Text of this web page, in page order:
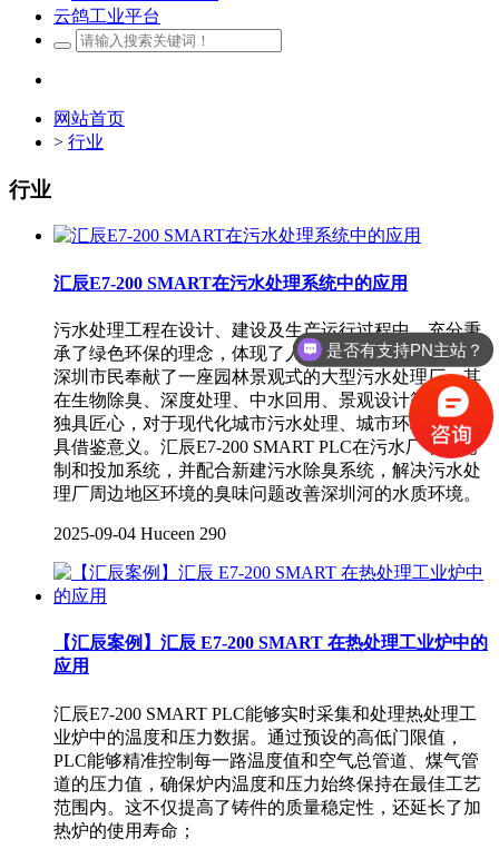
云鸽工业平台
网站首页
> 行业
行业
汇辰E7-200 SMART在污水处理系统中的应用
污水处理工程在设计、建设及生产运行过程中，充分秉
承了绿色环保的理念，体现了人与自然的和谐相处，为
深圳市民奉献了一座园林景观式的大型污水处理厂，其
在生物除臭、深度处理、中水回用、景观设计等方面的
独具匠心，对于现代化城市污水处理、城市环境建设极
具借鉴意义。汇辰E7-200 SMART PLC在污水厂干粉配
制和投加系统，并配合新建污水除臭系统，解决污水处
理厂周边地区环境的臭味问题改善深圳河的水质环境。
2025-09-04 Huceen 290
【汇辰案例】汇辰 E7-200 SMART 在热处理工业炉中的
应用
汇辰E7-200 SMART PLC能够实时采集和处理热处理工
业炉中的温度和压力数据。通过预设的高低门限值，
PLC能够精准控制每一路温度值和空气总管道、煤气管
道的压力值，确保炉内温度和压力始终保持在最佳工艺
范围内。这不仅提高了铸件的质量稳定性，还延长了加
热炉的使用寿命；
是否有支持PN主站？